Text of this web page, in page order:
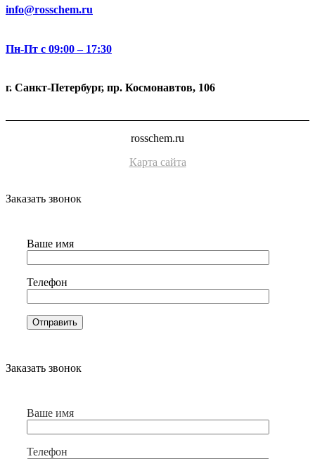
info@rosschem.ru
Пн-Пт с 09:00 – 17:30
г. Санкт-Петербург, пр. Космонавтов, 106
rosschem.ru
Карта сайта
Заказать звонок
Ваше имя
Телефон
Заказать звонок
Ваше имя
Телефон